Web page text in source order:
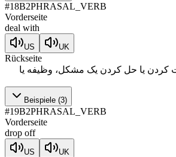
#18B2PHRASAL_VERB
Vorderseite
deal with
US UK
Rückseite
کردن یا حل کردن یک مشکل، وظیفه یا
Beispiele (3)
#19B2PHRASAL_VERB
Vorderseite
drop off
US UK